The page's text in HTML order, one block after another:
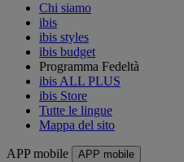
Chi siamo
ibis
ibis styles
ibis budget
Programma Fedeltà
ibis ALL PLUS
ibis Store
Tutte le lingue
Mappa del sito
APP mobile APP mobile